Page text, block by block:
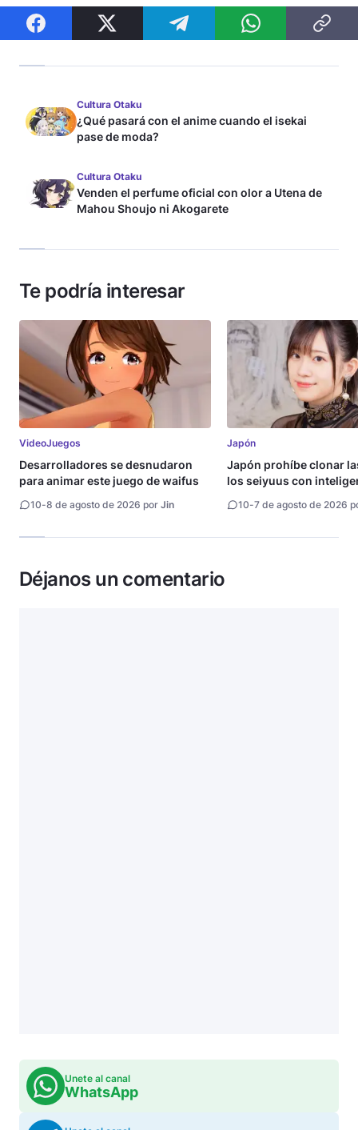
Cultura Otaku
¿Qué pasará con el anime cuando el isekai
pase de moda?
Cultura Otaku
Venden el perfume oficial con olor a Utena de
Mahou Shoujo ni Akogarete
Te podría interesar
VideoJuegos
Desarrolladores se desnudaron
para animar este juego de waifus
10-8 de agosto de 2026 por Jin
Japón
Japón prohíbe clonar
los seiyuus con
10-7 de agosto de 2026
Déjanos un comentario
Unete al canal
WhatsApp